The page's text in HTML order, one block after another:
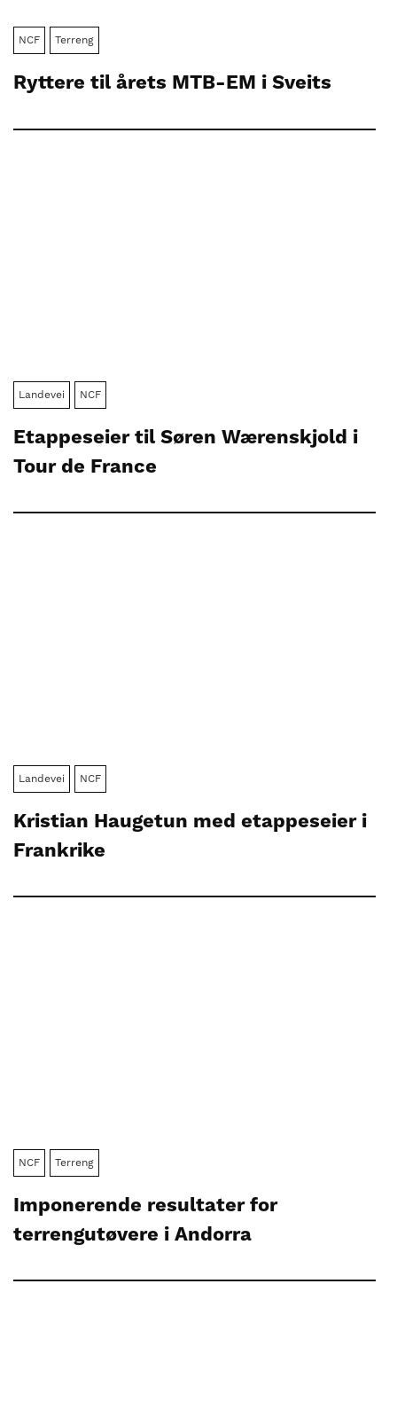
NCF Terreng
Ryttere til årets MTB-EM i Sveits
Landevei NCF
Etappeseier til Søren Wærenskjold i
Tour de France
Landevei NCF
Kristian Haugetun med etappeseier i
Frankrike
NCF Terreng
Imponerende resultater for
terrengutøvere i Andorra